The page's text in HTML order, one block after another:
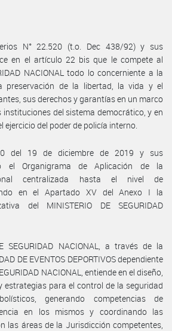
N° 22.520 (t.o. Dec 438/92) y sus
en el artículo 22 bis que le compete al
NACIONAL todo lo concerniente a la
preservación de la libertad, la vida y el
sus derechos y garantías en un marco
instituciones del sistema democrático, y en
ejercicio del poder de policía interno.
del 19 de diciembre de 2019 y sus
el Organigrama de Aplicación de la
centralizada hasta el nivel de
en el Apartado XV del Anexo I la
del MINISTERIO DE SEGURIDAD
SEGURIDAD NACIONAL, a través de la
DE EVENTOS DEPORTIVOS dependiente
NACIONAL, entiende en el diseño,
estrategias para el control de la seguridad
generando competencias de
en los mismos y coordinando las
las áreas de la Jurisdicción competentes,